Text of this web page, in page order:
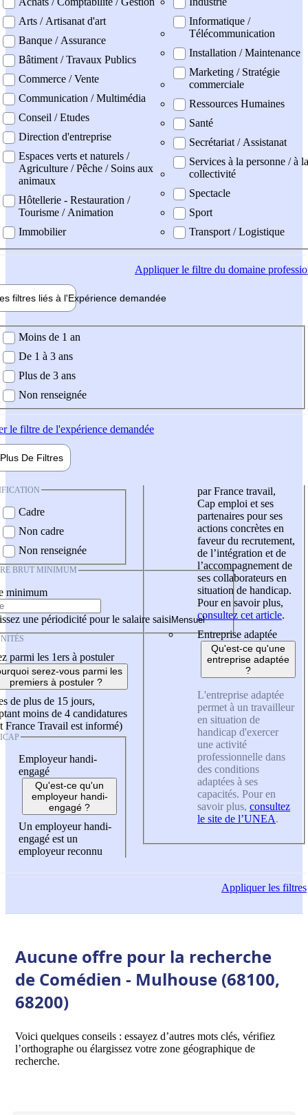
Arts / Artisanat d'art
Banque / Assurance
Bâtiment / Travaux Publics
Commerce / Vente
Communication / Multimédia
Conseil / Etudes
Direction d'entreprise
Espaces verts et naturels /
Agriculture / Pêche / Soins aux
animaux
Hôtellerie - Restauration /
Tourisme / Animation
Immobilier
Informatique /
Télécommunication
Installation / Maintenance
Marketing / Stratégie
commerciale
Ressources Humaines
Santé
Secrétariat / Assistanat
Services à la personne / à la
collectivité
Spectacle
Sport
Transport / Logistique
Appliquerle filtre du domaine
filtres liés à l'Expérience demandée
demandée
Moins de 1 an
De 1 à 3 ans
Plus de 3 ans
Non renseignée
le filtre de l'expérience demandée
Plus De Filtres
Cadre
Non cadre
Non renseignée
BRUT MINIMUM
minimum
une périodicité pour le salaire saisi
parmi les 1ers à postuler
serez-vous parmi les
premiers à postuler ?
de plus de 15 jours,
moins de 4 candidatures
France Travail est informé)
Employeur handi-
engagé
Qu'est-ce qu'un
employeur handi-
engagé ?
Un employeur handi-
engagé est un
employeur reconnu
par France travail,
Cap emploi et ses
partenaires pour ses
actions concrètes en
faveur du recrutement,
de l’intégration et de
l’accompagnement de
ses collaborateurs en
situation de handicap.
Pour en savoir plus,
consultez cet article.
Entreprise adaptée
Qu'est-ce qu'une
entreprise adaptée
?
L'entreprise adaptée
permet à un travailleur
en situation de
handicap d'exercer
une activité
professionnelle dans
des conditions
adaptées à ses
capacités. Pour en
savoir plus, consultez
le site de l’UNEA.
Appliquerles filtres
Aucune offre pour la recherche
de Comédien - Mulhouse (68100,
68200)
Voici quelques conseils : essayez d’autres mots clés, vérifiez
l’orthographe ou élargissez votre zone géographique de
recherche.